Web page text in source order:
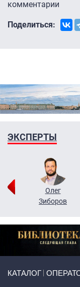
комментарии
Поделиться:
ЭКСПЕРТЫ
Олег
Зиборов
КАТАЛОГ